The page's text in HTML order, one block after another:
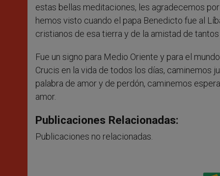
estas bellas meditaciones, les agradecemos
hemos visto cuando el papa Benedicto fue al
cristianos de esa tierra y de la amistad de
Fue un signo para Medio Oriente y para el
Crucis en la vida de todos los días, caminemos
palabra de amor y de perdón, caminemos
amor.
Publicaciones Relacionadas:
Publicaciones no relacionadas.